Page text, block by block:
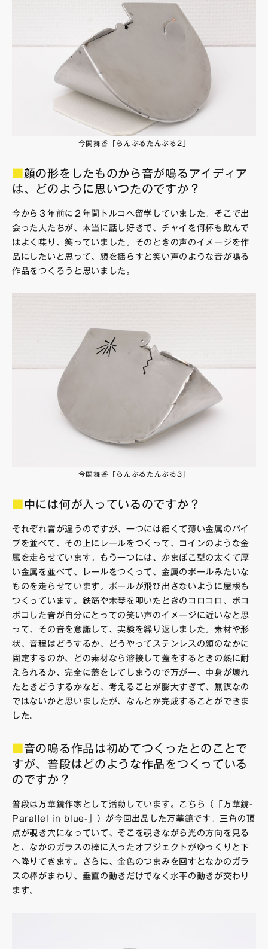
今関舞香「らんぶるたんぶる2」
顔の形をしたものから音が鳴るアイディア
は、どのように思いつたのですか？
今から３年前に２年間トルコへ留学していました。そこで出
会った人たちが、本当に話し好きで、チャイを何杯も飲んで
はよく喋り、笑っていました。そのときの声のイメージを作
品にしたいと思って、顔を揺らすと笑い声のような音が鳴る
作品をつくろうと思いました。
今関舞香「らんぶるたんぶる3」
中には何が入っているのですか？
それぞれ音が違うのですが、一つには細くて薄い金属のパイ
プを並べて、その上にレールをつくって、コインのような金
属を走らせています。もう一つには、かまぼこ型の太くて厚
い金属を並べて、レールをつくって、金属のボールみたいな
ものを走らせています。ボールが飛び出さないように屋根も
つくっています。鉄筋や木琴を叩いたときのコロコロ、ポコ
ポコした音が自分にとっての笑い声のイメージに近いなと思
って、その音を意識して、実験を繰り返しました。素材や形
状、音程はどうするか、どうやってステンレスの顔のなかに
固定するのか、どの素材なら溶接して蓋をするときの熱に耐
えられるか、完全に蓋をしてしまうので万が一、中身が壊れ
たときどうするかなど、考えることが膨大すぎて、無謀なの
ではないかと思いましたが、なんとか完成することができま
した。
音の鳴る作品は初めてつくったとのことで
すが、普段はどのような作品をつくっている
のですか？
普段は万華鏡作家として活動しています。こちら（「万華鏡-
Parallel in blue-」）が今回出品した万華鏡です。三角の頂
点が覗き穴になっていて、そこを覗きながら光の方向を見る
と、なかのガラスの棒に入ったオブジェクトがゆっくりと下
へ降りてきます。さらに、金色のつまみを回すとなかのガラ
スの棒がまわり、垂直の動きだけでなく水平の動きが交わり
ます。